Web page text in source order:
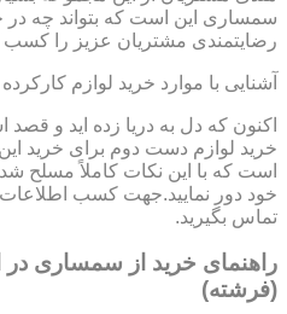
سمساری این است که بتواند چه
رضایتمندی مشتریان عزیز را کسب
آشنایی با موارد خرید لوازم
اکنون که دل به دریا زده اید و
خرید لوازم دست دوم برای خرید
است که با این نکات کاملاً مسلح
خود دور نمایید.جهت کسب
تماس بگیرید.
راهنمای خرید از سمساری در
(فرشته)